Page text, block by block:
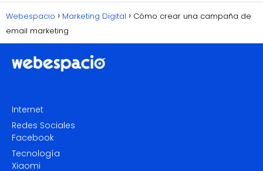
Webespacio Marketing Digital
Cómo crear una campaña de
email marketing
Internet
Redes Sociales
Facebook
Tecnología
Xiaomi